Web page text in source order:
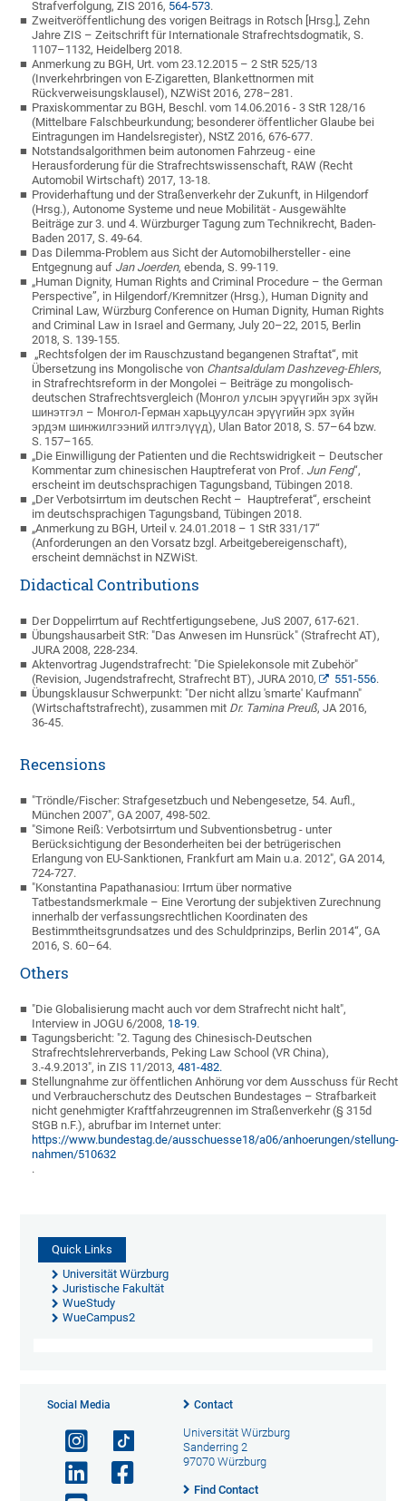
Strafverfolgung, ZIS 2016, 564-573.
Zweitveröffentlichung des vorigen Beitrags in Rotsch [Hrsg.], Zehn
Jahre ZIS – Zeitschrift für Internationale Strafrechtsdogmatik, S.
1107–1132, Heidelberg 2018.
Anmerkung zu BGH, Urt. vom 23.12.2015 – 2 StR 525/13
(Inverkehrbringen von E-Zigaretten, Blankettnormen mit
Rückverweisungsklausel), NZWiSt 2016, 278–281.
Praxiskommentar zu BGH, Beschl. vom 14.06.2016 - 3 StR 128/16
(Mittelbare Falschbeurkundung; besonderer öffentlicher Glaube bei
Eintragungen im Handelsregister), NStZ 2016, 676-677.
Notstandsalgorithmen beim autonomen Fahrzeug - eine
Herausforderung für die Strafrechtswissenschaft, RAW (Recht
Automobil Wirtschaft) 2017, 13-18.
Providerhaftung und der Straßenverkehr der Zukunft, in Hilgendorf
(Hrsg.), Autonome Systeme und neue Mobilität - Ausgewählte
Beiträge zur 3. und 4. Würzburger Tagung zum Technikrecht, Baden-
Baden 2017, S. 49-64.
Das Dilemma-Problem aus Sicht der Automobilhersteller - eine
Entgegnung auf Jan Joerden, ebenda, S. 99-119.
„Human Dignity, Human Rights and Criminal Procedure – the German
Per­spective”, in Hilgendorf/Kremnitzer (Hrsg.), Human Dignity and
Criminal Law, Würzburg Conference on Human Dignity, Human Rights
and Criminal Law in Israel and Germany, July 20–22, 2015, Berlin
2018, S. 139-155.
„Rechtsfolgen der im Rauschzustand begangenen Straftat“, mit
Übersetzung ins Mongolische von Chantsaldulam Dashzeveg-Ehlers,
in Strafrechtsreform in der Mongolei – Beiträge zu mongolisch-
deutschen Strafrechtsvergleich (Монгол улсын эрүүгийн эрх зүйн
шинэтгэл – Монгол-Герман харьцуулсан эрүүгийн эрх зүйн
эрдэм шинжилгээний илтгэлүүд), Ulan Bator 2018, S. 57–64 bzw.
S. 157–165.
„Die Einwilligung der Patienten und die Rechtswidrigkeit – Deutscher
Kommentar zum chinesischen Hauptreferat von Prof. Jun Feng“,
erscheint im deutschsprachigen Tagungsband, Tübingen 2018.
„Der Verbotsirrtum im deutschen Recht – Hauptreferat“, erscheint
im deutschsprachigen Tagungsband, Tübingen 2018.
„Anmerkung zu BGH, Urteil v. 24.01.2018 – 1 StR 331/17“
(Anforderungen an den Vorsatz bzgl. Arbeitgebereigenschaft),
erscheint demnächst in NZWiSt.
Didactical Contributions
Der Doppelirrtum auf Rechtfertigungsebene, JuS 2007, 617-621.
Übungshausarbeit StR: "Das Anwesen im Hunsrück" (Strafrecht AT),
JURA 2008, 228-234.
Aktenvortrag Jugendstrafrecht: "Die Spielekonsole mit Zubehör"
(Revision, Jugendstrafrecht, Strafrecht BT), JURA 2010,
551-556.
Übungsklausur Schwerpunkt: "Der nicht allzu 'smarte' Kaufmann"
(Wirtschaftstrafrecht), zusammen mit Dr. Tamina Preuß, JA 2016,
36-45.
Recensions
"Tröndle/Fischer: Strafgesetzbuch und Nebengesetze, 54. Aufl.,
München 2007", GA 2007, 498-502.
"Simone Reiß: Verbotsirrtum und Subventionsbetrug - unter
Berücksichtigung der Besonderheiten bei der betrügerischen
Erlangung von EU-Sanktionen, Frankfurt am Main u.a. 2012", GA 2014,
724-727.
"Konstantina Papathanasiou: Irrtum über normative
Tatbestandsmerkmale – Eine Verortung der subjektiven Zurechnung
innerhalb der verfassungsrechtlichen Koordinaten des
Bestimmtheitsgrundsatzes und des Schuldprinzips, Berlin 2014“, GA
2016, S. 60–64.
Others
"Die Globalisierung macht auch vor dem Strafrecht nicht halt",
Interview in JOGU 6/2008, 18-19.
Tagungsbericht: "2. Tagung des Chinesisch-Deutschen
Strafrechtslehrerverbands, Peking Law School (VR China),
3.-4.9.2013", in ZIS 11/2013,481-482.
Stellungnahme zur öffentlichen Anhörung vor dem Ausschuss für Recht
und Verbraucherschutz des Deutschen Bundestages – Strafbarkeit
nicht genehmigter Kraftfahrzeugrennen im Straßenverkehr (§ 315d
StGB n.F.), abrufbar im Internet unter:
https://www.bundestag.de/ausschuesse18/a06/anhoerungen/stellung­
nahmen/510632
.
Quick Links
Universität Würzburg
Juristische Fakultät
WueStudy
WueCampus2
Social Media Contact
Universität Würzburg
Sanderring 2
97070 Würzburg
Find Contact